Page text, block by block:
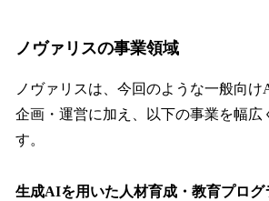
ノヴァリスの事業領域
ノヴァリスは、今回のような一般向
企画・運営に加え、以下の事業を幅広
す。
生成AIを用いた人材育成・教育プログ